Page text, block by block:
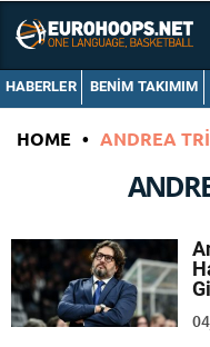
HABERLER BENIM TAKIMIM
HOME • ANDREA